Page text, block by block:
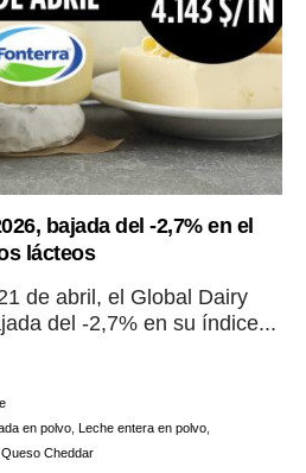
bajada del -2,7% en el
lácteos
de abril, el Global Dairy
del -2,7% en su índice...
en polvo, Leche entera en polvo,
Queso Cheddar